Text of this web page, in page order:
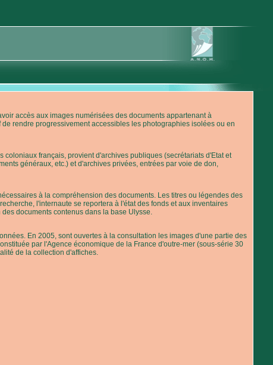
accès aux images numérisées des documents appartenant à
rendre progressivement accessibles les photographies isolées ou en
français, provient d'archives publiques (secrétariats d'Etat et
généraux, etc.) et d'archives privées, entrées par voie de don,
à la compréhension des documents. Les titres ou légendes des
l'internaute se reportera à l'état des fonds et aux inventaires
documents contenus dans la base Ulysse.
En 2005, sont ouvertes à la consultation les images d'une partie des
par l'Agence économique de la France d'outre-mer (sous-série 30
de la collection d'affiches.